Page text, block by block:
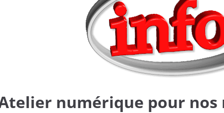
numérique pour